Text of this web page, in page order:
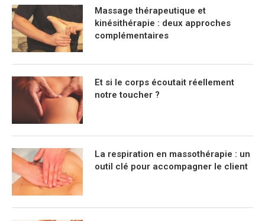
Massage thérapeutique et
kinésithérapie : deux approches
complémentaires
Et si le corps écoutait réellement
notre toucher ?
La respiration en massothérapie : un
outil clé pour accompagner le client